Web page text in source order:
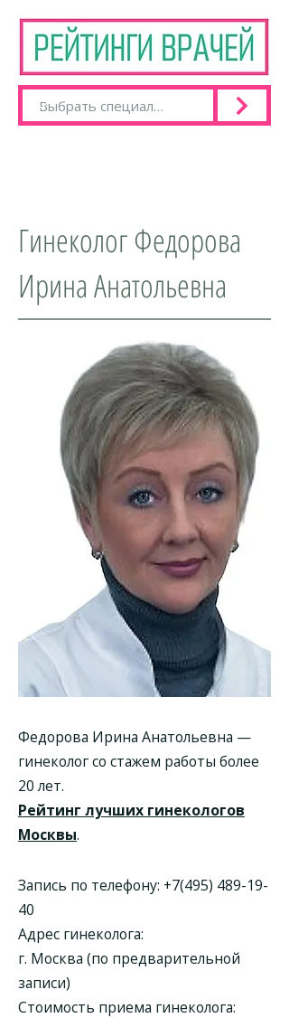
Гинеколог Федорова
Ирина Анатольевна
Федорова Ирина Анатольевна —
гинеколог со стажем работы более
20 лет.
Рейтинг лучших гинекологов
Москвы.
Запись по телефону: +7(495) 489-19-
40
Адрес гинеколога:
г. Москва (по предварительной
записи)
Стоимость приема гинеколога: